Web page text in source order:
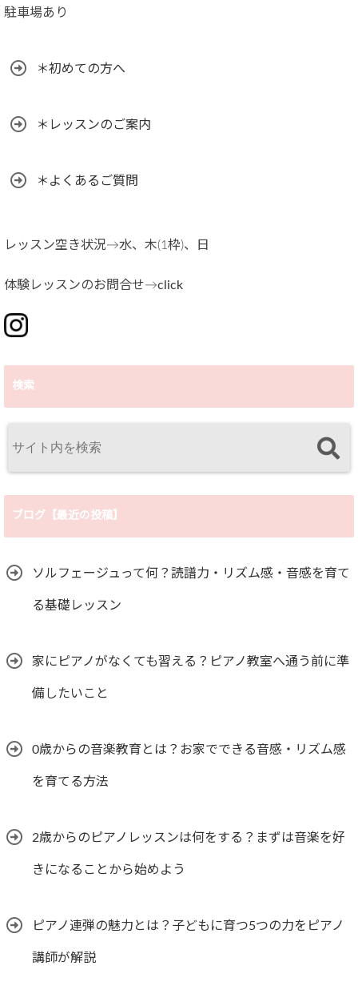
駐車場あり
＊初めての方へ
＊レッスンのご案内
＊よくあるご質問
レッスン空き状況→水、木(1枠)、日
体験レッスンのお問合せ→click
検索
ブログ【最近の投稿】
ソルフェージュって何？読譜力・リズム感・音感を育て
る基礎レッスン
家にピアノがなくても習える？ピアノ教室へ通う前に準
備したいこと
0歳からの音楽教育とは？お家でできる音感・リズム感
を育てる方法
2歳からのピアノレッスンは何をする？まずは音楽を好
きになることから始めよう
ピアノ連弾の魅力とは？子どもに育つ5つの力をピアノ
講師が解説